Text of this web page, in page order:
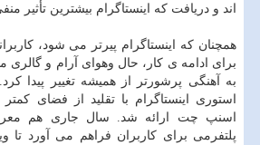
اند و دریافت که اینستاگرام بیشترین تأثیر
همچنان که اینستاگرام پیرتر می شود،
برای ادامه ی کار، حال وهوای آرام و گالری
استوری اینستاگرام با تقلید از فضای کمتر
اسنپ چت ارائه شد. سال جاری هم
پلتفرمی برای کاربران فراهم می آورد تا